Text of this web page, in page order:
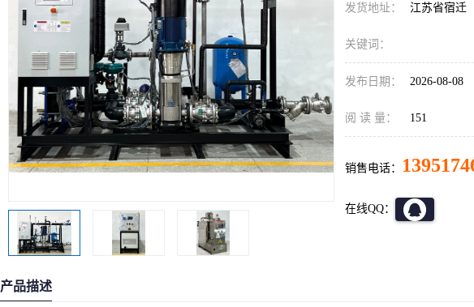
发货地址： 江苏省宿迁
关键词：
发布日期： 2026-08-08
阅 读 量： 151
销售电话：
在线QQ：
产品描述